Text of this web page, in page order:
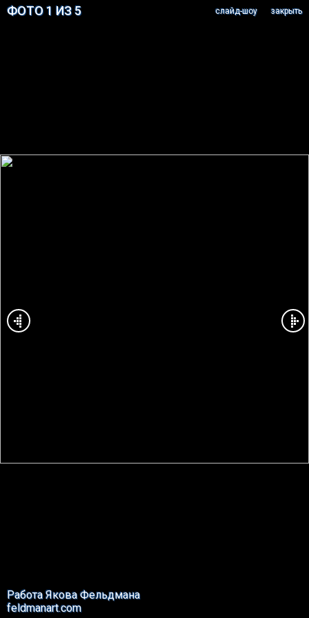
ФОТО 1 ИЗ 5 закрыть
cлайд-шоу
Работа Якова Фельдмана
feldmanart.com